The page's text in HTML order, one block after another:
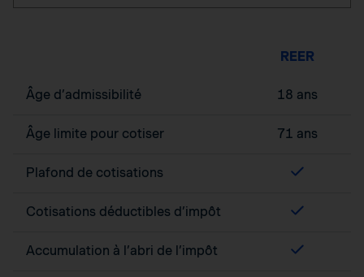
REER
Âge d’admissibilité 18 ans
Âge limite pour cotiser 71 ans
Plafond de cotisations
Cotisations déductibles d’impôt
Accumulation à l’abri de l’impôt